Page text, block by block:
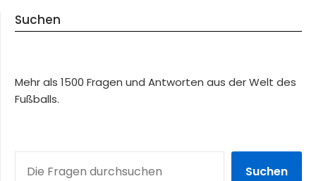
Suchen
Mehr als 1500 Fragen und Antworten aus der Welt des
Fußballs.
Suchen